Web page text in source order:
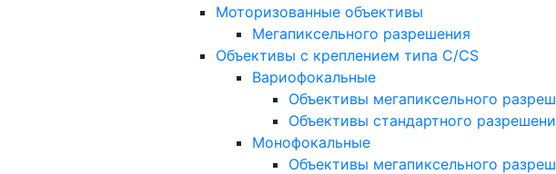
Моторизованные объективы
Мегапиксельного разрешения
Объективы с креплением типа C/CS
Вариофокальные
Объективы мегапиксельного
Объективы стандартного
Монофокальные
Объективы мегапиксельного